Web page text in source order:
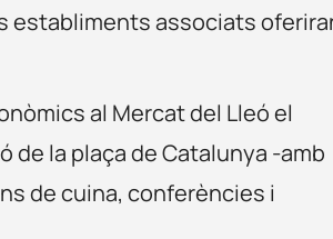
establiments associats
al Mercat del Lleó el
de la plaça de Catalunya -amb
de cuina, conferències i